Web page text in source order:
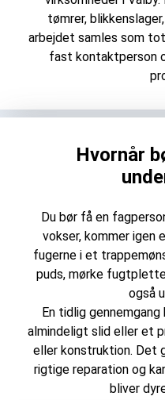
tømrer,
arbejdet samles som
fast kontaktperson
Hvornår
Du bør få en
vokser, kommer igen
fugerne i et
puds, mørke
også
En tidlig
almindeligt slid eller et
eller konstruktion.
rigtige reparation og
bliver